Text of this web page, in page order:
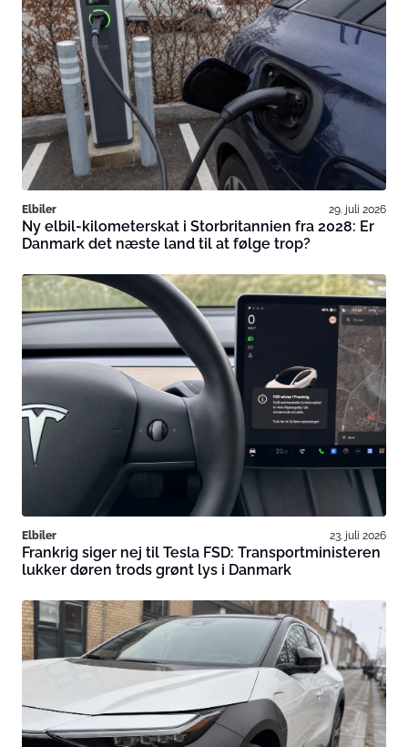
Elbiler 29. juli 2026
Ny elbil-kilometerskat i Storbritannien fra 2028: Er
Danmark det næste land til at følge trop?
Elbiler 23. juli 2026
Frankrig siger nej til Tesla FSD: Transportministeren
lukker døren trods grønt lys i Danmark